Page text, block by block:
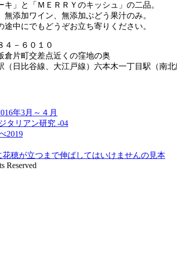
」と「ＭＥＲＲＹのキッシュ」の二品。
添加ワイン、無添加ぶどう果汁のみ。
中にでもどうぞお立ち寄りください。
－６０１０
片町交差点近くの窪地の奥
比谷線、大江戸線）六本木一丁目駅（南北
年3月～４月
タリアン研究 -04
2019
穂が立つまで伸ばしてはいけませんの見本
Reserved